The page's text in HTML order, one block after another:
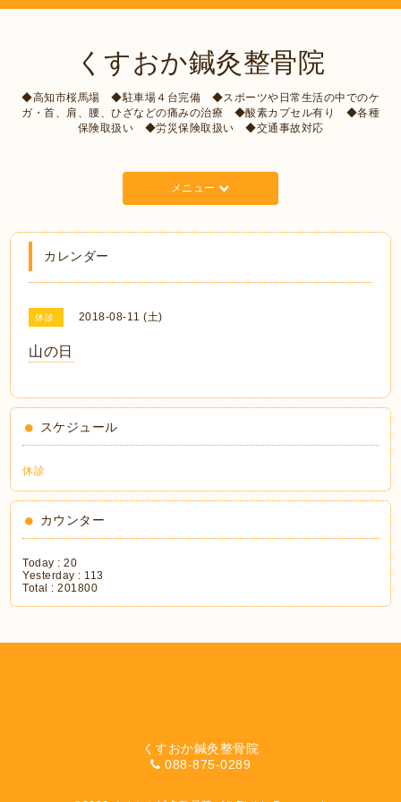
くすおか鍼灸整骨院
◆高知市桜馬場 ◆駐車場４台完備 ◆スポーツや日常生活の中でのケ
ガ・首、肩、腰、ひざなどの痛みの治療 ◆酸素カプセル有り ◆各種
保険取扱い ◆労災保険取扱い ◆交通事故対応
メニュー
カレンダー
休診 2018-08-11 (土)
山の日
スケジュール
休診
カウンター
Today :20
Yesterday : 113
Total :201800
くすおか鍼灸整骨院
088-875-0289